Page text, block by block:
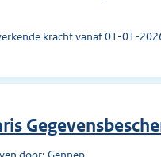
kracht vanaf 01-01-